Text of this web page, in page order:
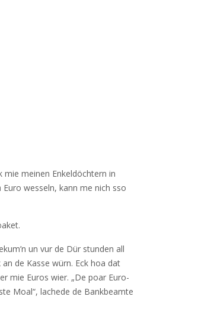
mie meinen Enkeldöchtern in
wesseln, kann me nich sso
un vur de Dür stunden all
de Kasse würn. Eck hoa dat
mie Euros wier. „De poar Euro-
Moal“, lachede de Bankbeamte